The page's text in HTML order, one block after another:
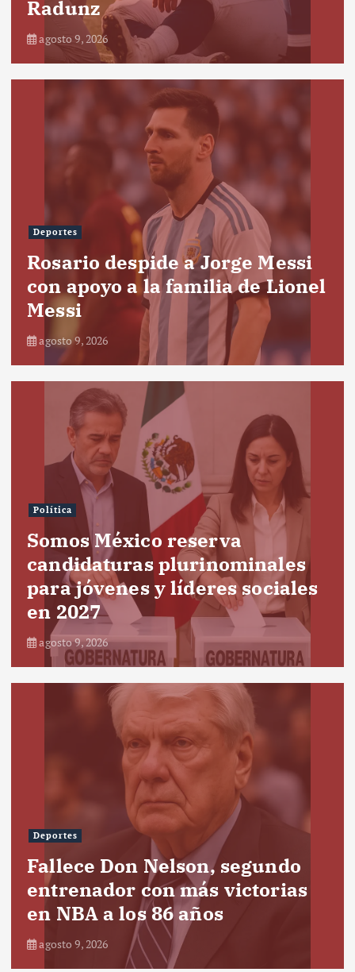
Radunz
agosto 9, 2026
Deportes
Rosario despide a Jorge Messi
con apoyo a la familia de Lionel
Messi
agosto 9, 2026
Política
Somos México reserva
candidaturas plurinominales
para jóvenes y líderes sociales
en 2027
agosto 9, 2026
Deportes
Fallece Don Nelson, segundo
entrenador con más victorias
en NBA a los 86 años
agosto 9, 2026